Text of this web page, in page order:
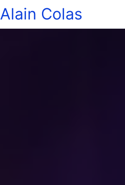
Alain Colas